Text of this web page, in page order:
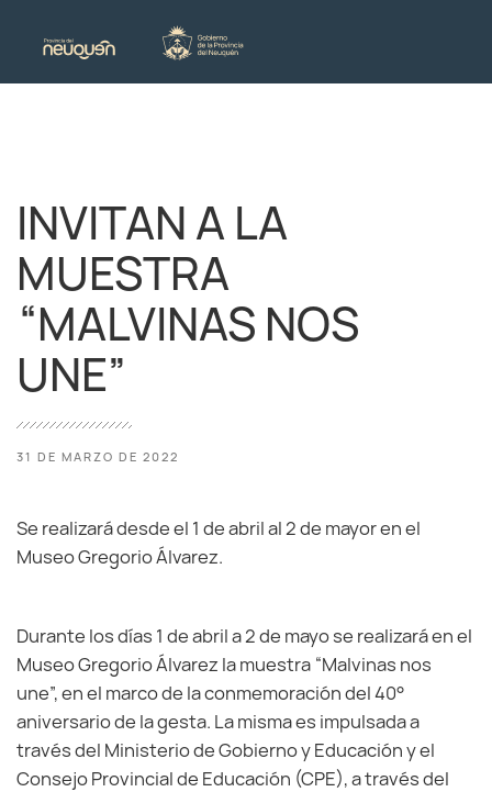
INVITAN A LA
MUESTRA
“MALVINAS NOS
UNE”
31 DE MARZO DE 2022
Se realizará desde el 1 de abril al 2 de mayor en el
Museo Gregorio Álvarez.
Durante los días 1 de abril a 2 de mayo se realizará en el
Museo Gregorio Álvarez la muestra “Malvinas nos
une”, en el marco de la conmemoración del 40°
aniversario de la gesta. La misma es impulsada a
través del Ministerio de Gobierno y Educación y el
Consejo Provincial de Educación (CPE), a través del